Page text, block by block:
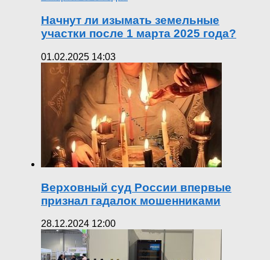
Начнут ли изымать земельные
участки после 1 марта 2025 года?
01.02.2025 14:03
Верховный суд России впервые
признал гадалок мошенниками
28.12.2024 12:00